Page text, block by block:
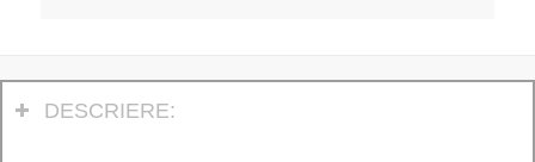
DESCRIERE: